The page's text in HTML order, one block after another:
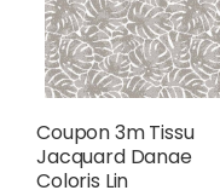
Coupon 3m Tissu
Jacquard Danae
Coloris Lin